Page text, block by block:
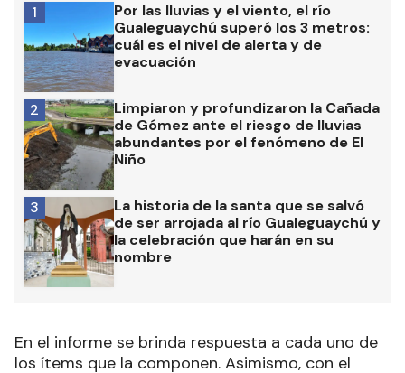
Por las lluvias y el viento, el río
Gualeguaychú superó los 3 metros:
cuál es el nivel de alerta y de
evacuación
1
Limpiaron y profundizaron la Cañada
de Gómez ante el riesgo de lluvias
abundantes por el fenómeno de El
Niño
2
La historia de la santa que se salvó
de ser arrojada al río Gualeguaychú y
la celebración que harán en su
nombre
3
En el informe se brinda respuesta a cada uno de
los ítems que la componen. Asimismo, con el